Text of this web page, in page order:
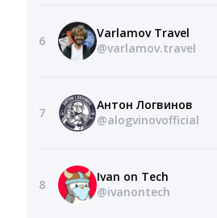
6
Varlamov Travel
@varlamov.travel
7
Антон Логвинов
@alogvinovofficial
8
Ivan on Tech
@ivanontech